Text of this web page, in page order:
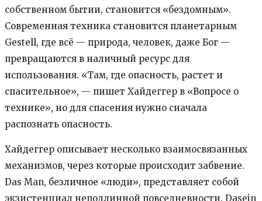
собственном бытии, становится «бездомным».
Современная техника становится планетарным
Gestell, где всё — природа, человек, даже Бог —
превращаются в наличный ресурс для
использования. «Там, где опасность, растет и
спасительное», — пишет Хайдеггер в «Вопросе о
технике», но для спасения нужно сначала
распознать опасность.
Хайдеггер описывает несколько взаимосвязанных
механизмов, через которые происходит забвение.
Das Man, безличное «люди», представляет собой
экзистенциал неподлинной повседневности. Dasein